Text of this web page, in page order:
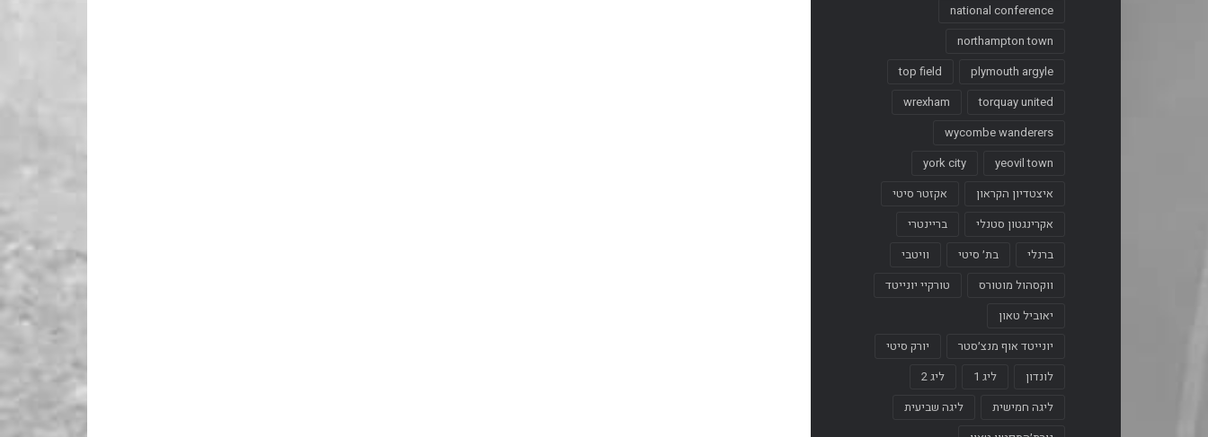
national conference
northampton town
plymouth argyle
top field
torquay united
wrexham
wycombe wanderers
yeovil town
york city
איצטדיון הקראון
אקזטר סיטי
אקרינגטון סטנלי
בריינטרי
ברנלי
בת׳ סיטי
וויטבי
ווקסהול מוטורס
טורקיי יונייטד
יאוביל טאון
יונייטד אוף מנצ׳סטר
יורק סיטי
לונדון
ליג 1
ליג 2
ליגה חמישית
ליגה שביעית